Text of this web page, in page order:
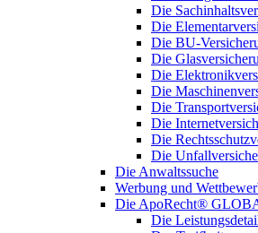
Die
Die
Die BU-
Die
Die
Die
Die
Die
Die
Die
Die Anwaltssuche
Werbung und
Die ApoRecht®
Die